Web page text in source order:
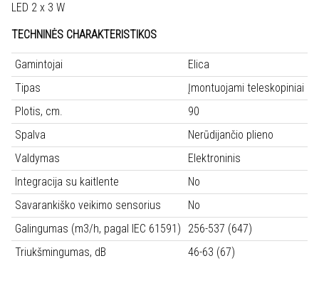
LED 2 x 3 W
TECHNINĖS CHARAKTERISTIKOS
Gamintojai
Elica
Tipas
Įmontuojami teleskopiniai
Plotis, cm.
90
Spalva
Nerūdijančio plieno
Valdymas
Elektroninis
Integracija su kaitlente
No
Savarankiško veikimo sensorius
No
Galingumas (m3/h, pagal IEC 61591)
256-537 (647)
Triukšmingumas, dB
46-63 (67)